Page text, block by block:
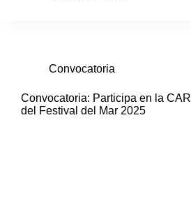
Convocatoria
Convocatoria: Participa en la
del Festival del Mar 2025